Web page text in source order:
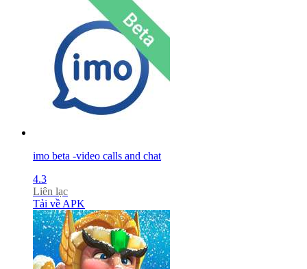
imo beta -video calls and chat
4.3
Liên lạc
Tải về APK